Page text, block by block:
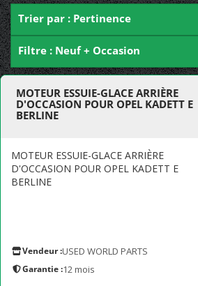
Trier par : Pertinence
Filtre : Neuf + Occasion
MOTEUR ESSUIE-GLACE ARRIÈRE
D'OCCASION POUR OPEL KADETT E
BERLINE
MOTEUR ESSUIE-GLACE ARRIÈRE
D'OCCASION POUR OPEL KADETT E
BERLINE
Vendeur :USED WORLD PARTS
Garantie :12 mois